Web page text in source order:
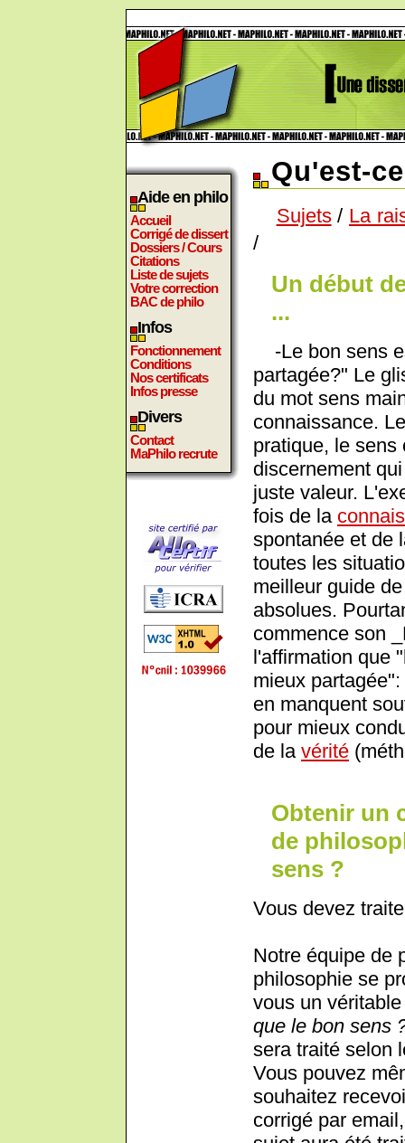
Aide en philo
Accueil
Corrigé de dissert
Dossiers / Cours
Citations
Liste de sujets
Votre correction
BAC de philo
Infos
Fonctionnement
Conditions
Nos certificats
Infos presse
Divers
Contact
MaPhilo recrute
Qu'est-
Sujets/ La
/
Un début
...
-Le bon sens
partagée?" Le
du mot sens
connaissance.
pratique, le sens
discernement
juste valeur.
fois de la
spontanée et de
toutes les
meilleur guide
absolues.
commence son
l'affirmation que
mieux
en manquent
pour mieux
de la vérité
Obtenir un
de
sens ?
Vous devez
Notre équipe de
philosophie se
vous un
que le bon sens
sera traité selon
Vous pouvez
souhaitez
corrigé par